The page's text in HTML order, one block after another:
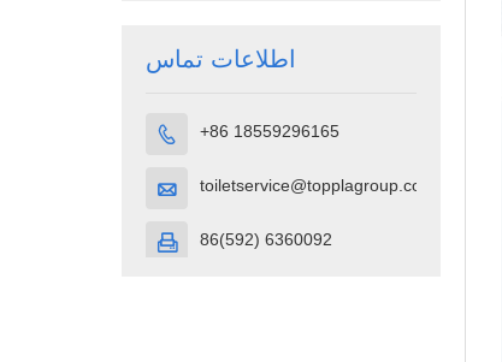
اطلاعات تماس
 +86 18559296165
 toiletservice@topplagroup.com
 86(592) 6360092